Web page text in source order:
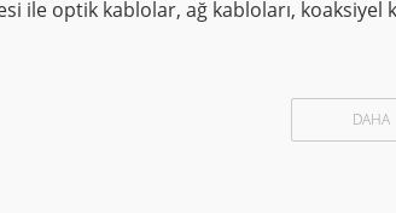
ile optik kablolar, ağ kabloları,
DAHA